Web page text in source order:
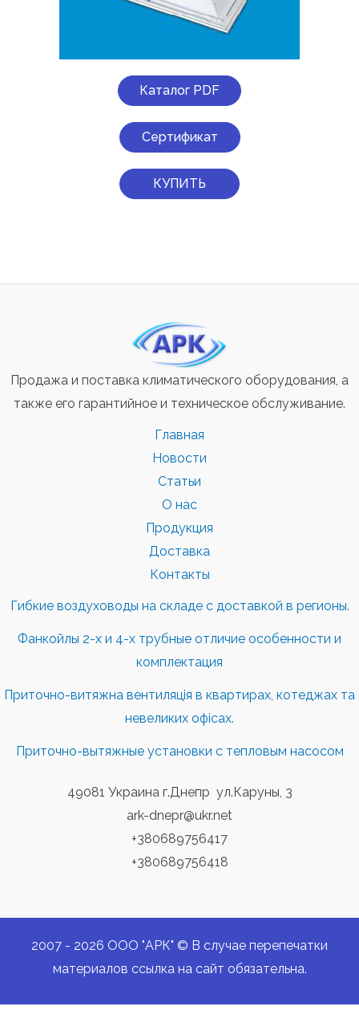
Каталог PDF
Сертификат
КУПИТЬ
Продажа и поставка климатического оборудования, а
также его гарантийное и техническое обслуживание.
Главная
Новости
Статьи
О нас
Продукция
Доставка
Контакты
Гибкие воздуховоды на складе с доставкой в регионы.
Фанкойлы 2-х и 4-х трубные отличие особенности и
комплектация
Приточно-витяжна вентиляція в квартирах, котеджах та
невеликих офісах.
Приточно-вытяжные установки с тепловым насосом
49081 Украина г.Днепр ул.Каруны, 3
ark-dnepr@ukr.net
+380689756417
+380689756418
2007 - 2026 ООО "АРК" © В случае перепечатки
материалов ссылка на сайт обязательна.